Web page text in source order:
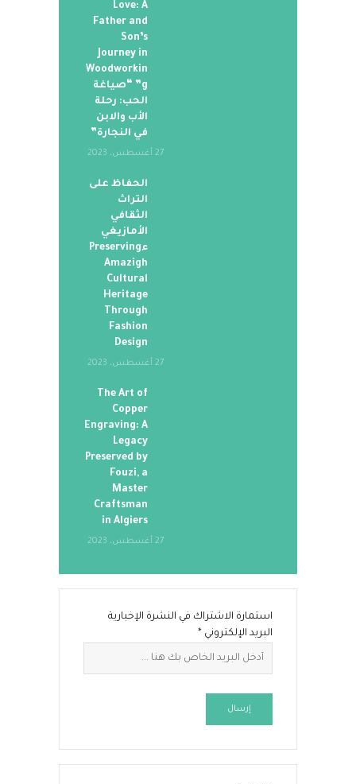
Love: A
Father and
Son’s
Journey in
Woodworkin
g” “صياغة
الحب: رحلة
الأب والابن
في النجارة”
27 أغسطس، 2023
الحفاظ على
التراث
الثقافي
الأمازيغي
ءPreserving
Amazigh
Cultural
Heritage
Through
Fashion
Design
27 أغسطس، 2023
The Art of
Copper
Engraving: A
Legacy
Preserved by
Fouzi, a
Master
Craftsman
in Algiers
27 أغسطس، 2023
استمارة الاشتراك في النشرة الإخبارية
البريد الإلكتروني *
إرسال